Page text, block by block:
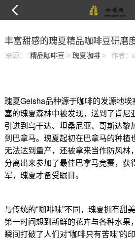
来源： : 精品咖啡豆 > 瑰夏咖啡> 作者：
瑰夏Geisha品种源于咖啡的发源地
塞的瑰夏森林中被发现，送到了肯尼
引进到乌干达、坦桑尼亚、哥斯达黎
到巴拿马。瑰夏起初在巴拿马的种植
无法达到量产，还被拿来当作防风林
分离出来参加了最佳巴拿马竞赛，获
军，瑰夏才备受瞩目。
与传统的“咖啡味”不同，瑰夏拥有甜
第一时间想到新鲜的花卉与各种水果
瞬间打破了人们对“咖啡只有苦味”的